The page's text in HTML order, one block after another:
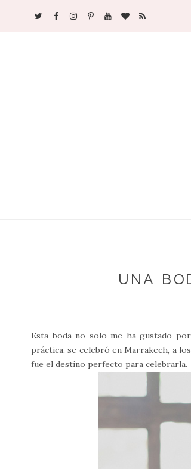
UNA
Esta boda no solo me ha gustado
práctica, se celebró en Marrakech, a
fue el destino perfecto para celebrarla.